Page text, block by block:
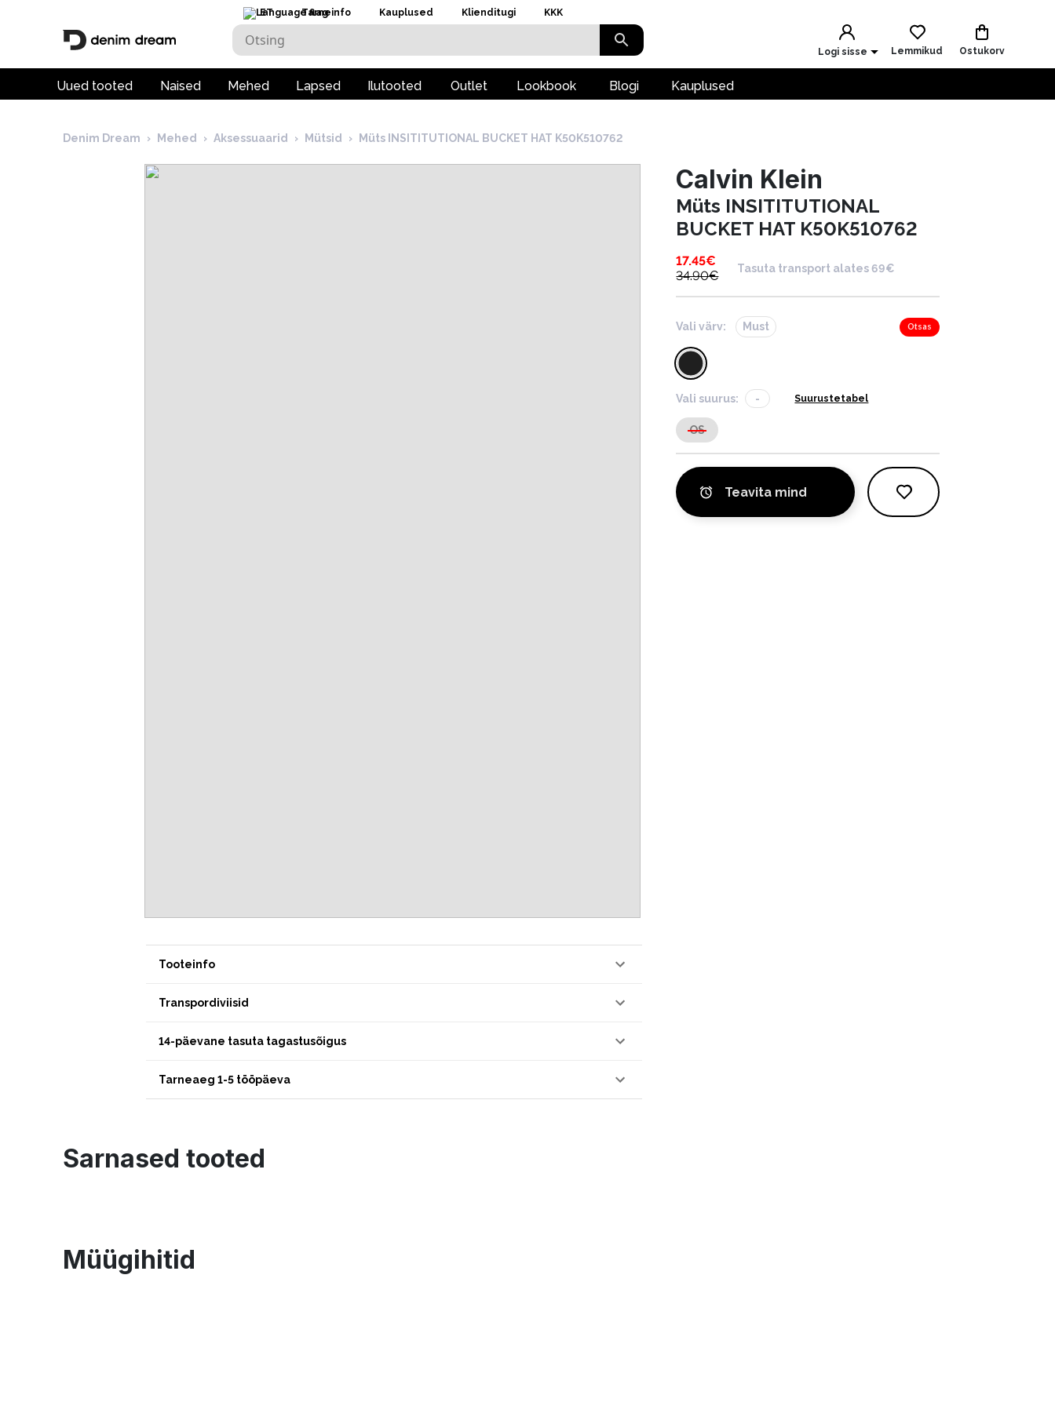
ET Tarneinfo Kauplused Klienditugi KKK
Logi sisse Lemmikud Ostukorv
Uued tooted Naised Mehed Lapsed Ilutooted Outlet Lookbook Blogi Kauplused
Denim Dream › Mehed › Aksessuaarid › Mütsid › Müts INSITITUTIONAL BUCKET HAT K50K510762
Tooteinfo
Transpordiviisid
14-päevane tasuta tagastusõigus
Tarneaeg 1-5 tööpäeva
Calvin Klein
Müts INSITITUTIONAL
BUCKET HAT K50K510762
17.45€
34.90€
Tasuta transport alates 69€
Vali värv: Must Otsas
Vali suurus: - Suurustetabel
OS
Teavita mind
Sarnased tooted
Müügihitid